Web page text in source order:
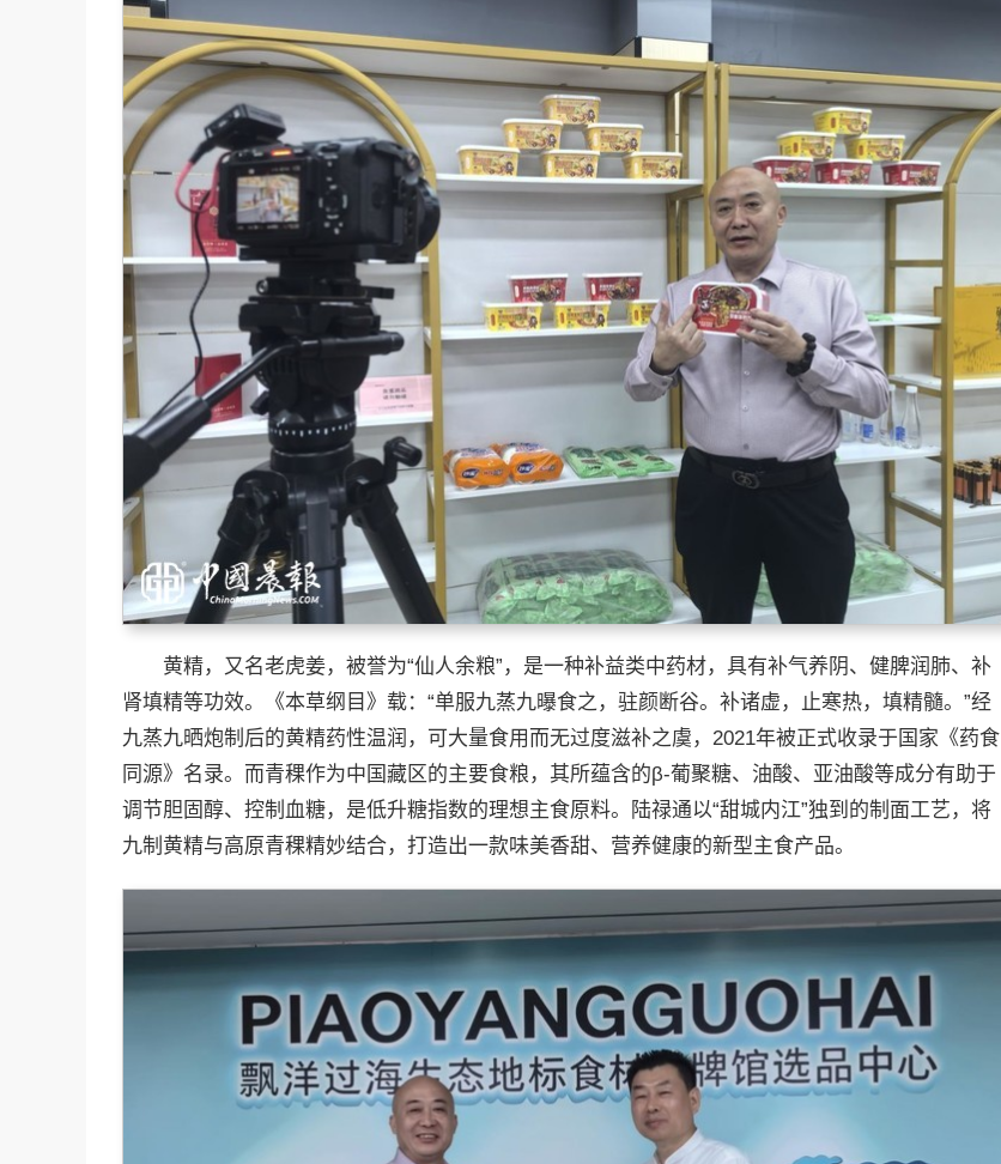
黄精，又名老虎姜，被誉为“仙人余粮”，是一种补益类中药材，具有补气养阴、健脾润肺、补
肾填精等功效。《本草纲目》载：“单服九蒸九曝食之，驻颜断谷。补诸虚，止寒热，填精髓。”经
九蒸九晒炮制后的黄精药性温润，可大量食用而无过度滋补之虞，2021年被正式收录于国家《药食
同源》名录。而青稞作为中国藏区的主要食粮，其所蕴含的β-葡聚糖、油酸、亚油酸等成分有助于
调节胆固醇、控制血糖，是低升糖指数的理想主食原料。陆禄通以“甜城内江”独到的制面工艺，将
九制黄精与高原青稞精妙结合，打造出一款味美香甜、营养健康的新型主食产品。